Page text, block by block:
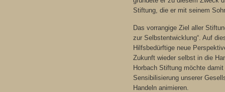
Stiftung, die er mit seinem
Das vorrangige Ziel aller
zur Selbstentwicklung“. Auf
Hilfsbedürftige neue
Zukunft wieder selbst in die
Horbach Stiftung möchte
Sensibilisierung unserer
Handeln animieren.